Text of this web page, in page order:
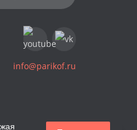
info@parikof.ru